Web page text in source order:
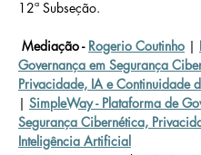
12ª Subseção.
Mediação - Rogerio Coutinho |
Governança em Segurança
Privacidade, IA e Continuidade
| SimpleWay - Plataforma de
Segurança Cibernética,
Inteligência Artificial